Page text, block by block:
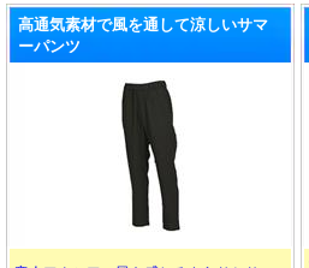
高通気素材で風を通して涼しいサマ
ーパンツ